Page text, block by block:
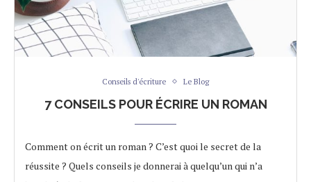
Conseils d'écriture Le Blog
7 CONSEILS POUR ÉCRIRE UN ROMAN
Comment on écrit un roman ? C’est quoi le secret de la
réussite ? Quels conseils je donnerai à quelqu’un qui n’a